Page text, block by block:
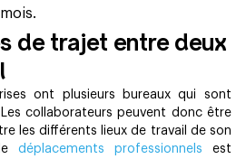
de trajet entre deux
ont plusieurs bureaux qui sont
collaborateurs peuvent donc être
les différents lieux de travail de son
déplacements professionnels est